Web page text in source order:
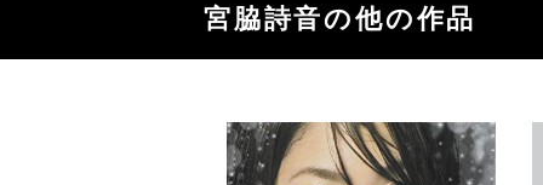
宮脇詩音の他の作品